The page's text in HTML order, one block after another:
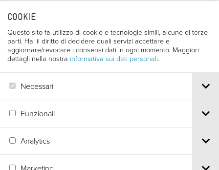
COOKIE
Questo sito fa utilizzo di cookie e tecnologie simili, alcune di terze
parti. Hai il diritto di decidere quali servizi accettare e
aggiornare/revocare i consensi dati in ogni momento. Maggiori
dettagli nella nostra informativa sui dati personali.
Necessari
Funzionali
Analytics
Marketing
CATALOGO 1996 - 44^ - pag. 97
CATALOGO 1997 - 45^ - pag. 97 - GRAN PREMIO
“CITTA’ DI TRENTO” Genziana d’Oro - Premio RAI -
Tel.+39 0461 986120